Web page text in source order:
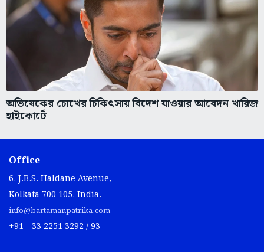
অভিষেকের চোখের চিকিৎসায় বিদেশ যাওয়ার আবেদন খারিজ
হাইকোর্টে
Office
6, J.B.S. Haldane Avenue,
Kolkata 700 105, India.
info@bartamanpatrika.com
+91 - 33 2251 3292 / 93